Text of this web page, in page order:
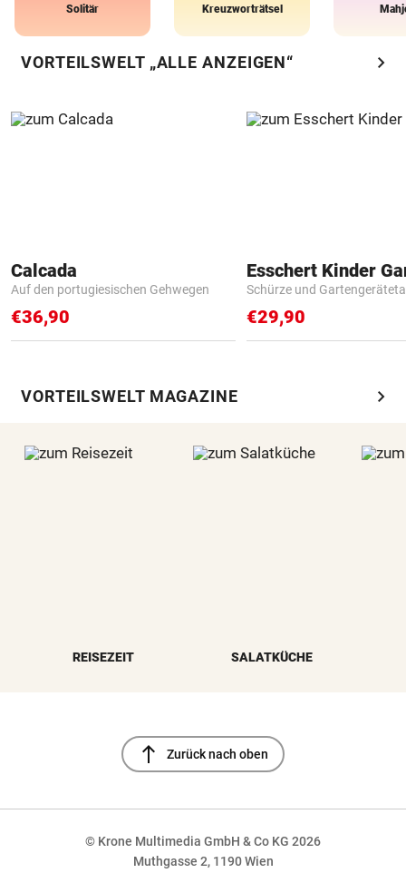
Solitär Kreuzworträtsel
VORTEILSWELT „ALLE ANZEIGEN“ chevron_right
Calcada
Auf den portugiesischen Gehwegen
€36,90
Schürze und
€29,90
VORTEILSWELT MAGAZINE chevron_right
REISEZEIT SALATKÜCHE
north Zurück nach oben
© Krone Multimedia GmbH & Co KG 2026
Muthgasse 2, 1190 Wien